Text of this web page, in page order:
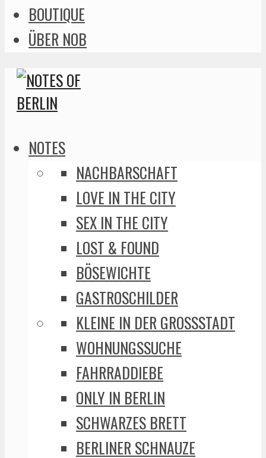
BOUTIQUE
ÜBER NOB
NOTES
NACHBARSCHAFT
LOVE IN THE CITY
SEX IN THE CITY
LOST & FOUND
BÖSEWICHTE
GASTROSCHILDER
KLEINE IN DER GROSSSTADT
WOHNUNGSSUCHE
FAHRRADDIEBE
ONLY IN BERLIN
SCHWARZES BRETT
BERLINER SCHNAUZE